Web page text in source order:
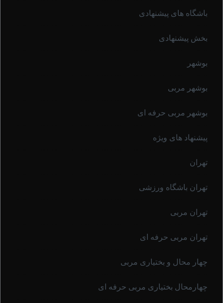
باشگاه های پیشنهادی
بخش پیشنهادی
بوشهر
بوشهر مربی
بوشهر مربی حرفه ای
پیشنهاد های ویژه
تهران
تهران باشگاه ورزشی
تهران مربی
تهران مربی حرفه ای
چهار محال و بختیاری مربی
چهارمحال بختیاری مربی حرفه ای